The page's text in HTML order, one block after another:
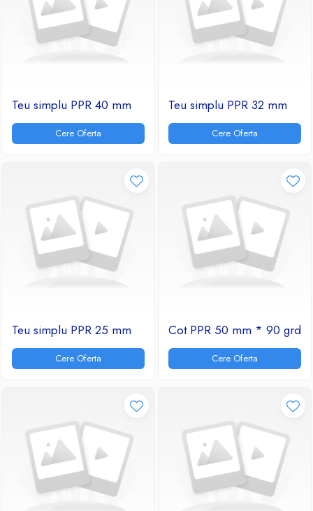
Teu simplu PPR 40 mm
Cere Oferta
Teu simplu PPR 32 mm
Cere Oferta
Teu simplu PPR 25 mm
Cere Oferta
Cot PPR 50 mm * 90 grd
Cere Oferta